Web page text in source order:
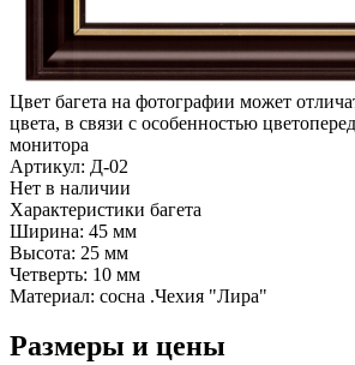
Цвет багета на фотографии может
цвета, в связи с особенностью
монитора
Артикул: Д-02
Нет в наличии
Характеристики багета
Ширина: 45 мм
Высота: 25 мм
Четверть: 10 мм
Материал: сосна .Чехия "Лира"
Размеры и цены